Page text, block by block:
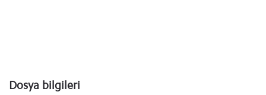
Dosya bilgileri